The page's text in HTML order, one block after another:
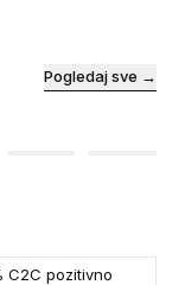
Pogledaj sve →
C2C pozitivno